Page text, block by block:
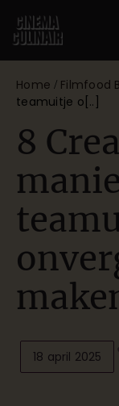
Home / Filmfood
teamuitje o[..]
8
18 april 2025